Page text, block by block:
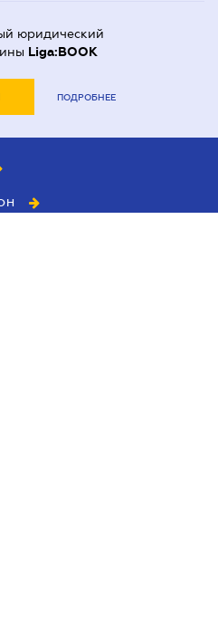
юридический
Liga:BOOK
ПОДРОБНЕЕ